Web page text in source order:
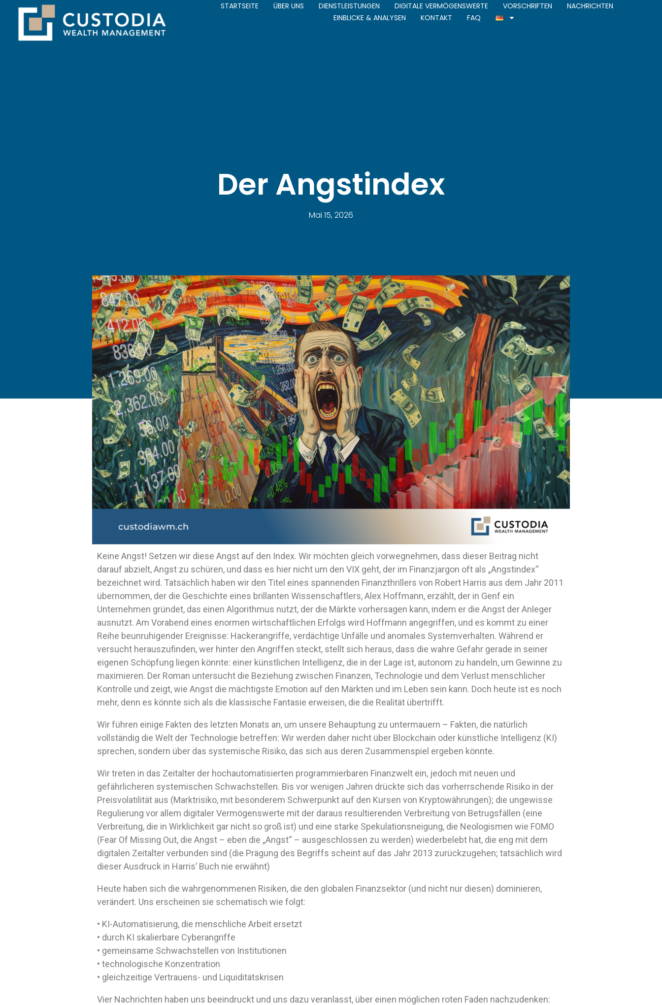
STARTSEITE ÜBER UNS DIENSTLEISTUNGEN DIGITALE VERMÖGENSWERTE VORSCHRIFTEN
NACHRICHTEN
EINBLICKE & ANALYSEN
KONTAKT FAQ
Der Angstindex
Mai 15, 2026
Keine Angst! Setzen wir diese Angst auf den Index. Wir möchten gleich vorwegnehmen, dass dieser Beitrag nicht
darauf abzielt, Angst zu schüren, und dass es hier nicht um den VIX geht, der im Finanzjargon oft als „Angstindex“
bezeichnet wird. Tatsächlich haben wir den Titel eines spannenden Finanzthrillers von Robert Harris aus dem Jahr 2011
übernommen, der die Geschichte eines brillanten Wissenschaftlers, Alex Hoffmann, erzählt, der in Genf ein
Unternehmen gründet, das einen Algorithmus nutzt, der die Märkte vorhersagen kann, indem er die Angst der Anleger
ausnutzt. Am Vorabend eines enormen wirtschaftlichen Erfolgs wird Hoffmann angegriffen, und es kommt zu einer
Reihe beunruhigender Ereignisse: Hackerangriffe, verdächtige Unfälle und anomales Systemverhalten. Während er
versucht herauszufinden, wer hinter den Angriffen steckt, stellt sich heraus, dass die wahre Gefahr gerade in seiner
eigenen Schöpfung liegen könnte: einer künstlichen Intelligenz, die in der Lage ist, autonom zu handeln, um Gewinne zu
maximieren. Der Roman untersucht die Beziehung zwischen Finanzen, Technologie und dem Verlust menschlicher
Kontrolle und zeigt, wie Angst die mächtigste Emotion auf den Märkten und im Leben sein kann. Doch heute ist es noch
mehr, denn es könnte sich als die klassische Fantasie erweisen, die die Realität übertrifft.
Wir führen einige Fakten des letzten Monats an, um unsere Behauptung zu untermauern – Fakten, die natürlich
vollständig die Welt der Technologie betreffen: Wir werden daher nicht über Blockchain oder künstliche Intelligenz (KI)
sprechen, sondern über das systemische Risiko, das sich aus deren Zusammenspiel ergeben könnte.
Wir treten in das Zeitalter der hochautomatisierten programmierbaren Finanzwelt ein, jedoch mit neuen und
gefährlicheren systemischen Schwachstellen. Bis vor wenigen Jahren drückte sich das vorherrschende Risiko in der
Preisvolatilität aus (Marktrisiko, mit besonderem Schwerpunkt auf den Kursen von Kryptowährungen); die ungewisse
Regulierung vor allem digitaler Vermögenswerte mit der daraus resultierenden Verbreitung von Betrugsfällen (eine
Verbreitung, die in Wirklichkeit gar nicht so groß ist) und eine starke Spekulationsneigung, die Neologismen wie FOMO
(Fear Of Missing Out, die Angst – eben die „Angst“ – ausgeschlossen zu werden) wiederbelebt hat, die eng mit dem
digitalen Zeitalter verbunden sind (die Prägung des Begriffs scheint auf das Jahr 2013 zurückzugehen; tatsächlich wird
dieser Ausdruck in Harris’ Buch nie erwähnt)
Heute haben sich die wahrgenommenen Risiken, die den globalen Finanzsektor (und nicht nur diesen) dominieren,
verändert. Uns erscheinen sie schematisch wie folgt:
• KI-Automatisierung, die menschliche Arbeit ersetzt
• durch KI skalierbare Cyberangriffe
• gemeinsame Schwachstellen von Institutionen
• technologische Konzentration
• gleichzeitige Vertrauens- und Liquiditätskrisen
Vier Nachrichten haben uns beeindruckt und uns dazu veranlasst, über einen möglichen roten Faden nachzudenken: